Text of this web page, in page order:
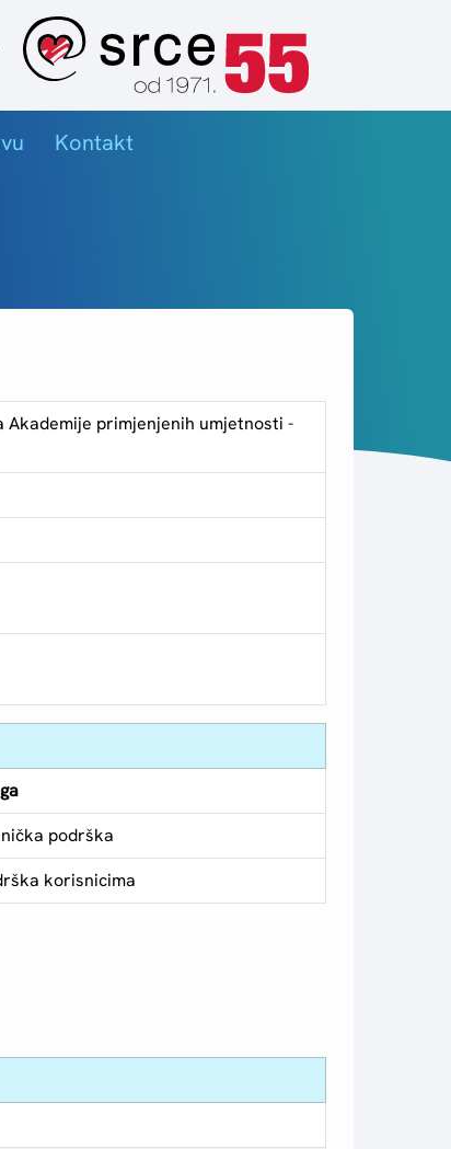
Kontakt
primjenjenih umjetnosti -
podrška
korisnicima